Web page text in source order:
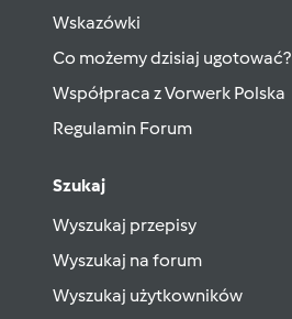
Wskazówki
Co możemy dzisiaj ugotować?
Współpraca z Vorwerk Polska
Regulamin Forum
Szukaj
Wyszukaj przepisy
Wyszukaj na forum
Wyszukaj użytkowników